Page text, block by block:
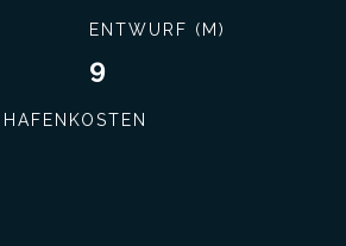
ENTWURF (M)
9